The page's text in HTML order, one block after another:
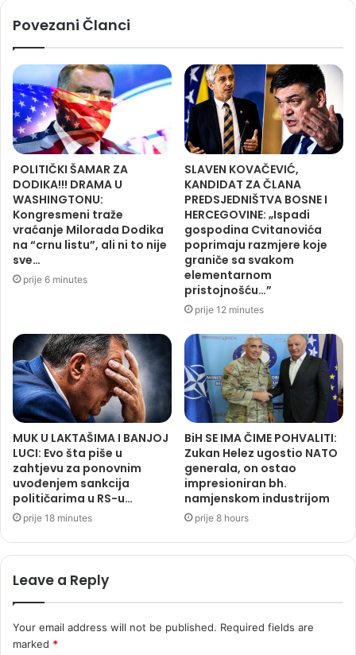
Povezani Članci
POLITIČKI ŠAMAR ZA
DODIKA!!! DRAMA U
WASHINGTONU:
Kongresmeni traže
vraćanje Milorada Dodika
na “crnu listu”, ali ni to nije
sve…
prije 6 minutes
SLAVEN KOVAČEVIĆ,
KANDIDAT ZA ČLANA
PREDSJEDNIŠTVA BOSNE I
HERCEGOVINE: „Ispadi
gospodina Cvitanovića
poprimaju razmjere koje
graniče sa svakom
elementarnom
pristojnošću…”
prije 12 minutes
MUK U LAKTAŠIMA I BANJOJ
LUCI: Evo šta piše u
zahtjevu za ponovnim
uvođenjem sankcija
političarima u RS-u…
prije 18 minutes
BiH SE IMA ČIME POHVALITI:
Zukan Helez ugostio NATO
generala, on ostao
impresioniran bh.
namjenskom industrijom
prije 8 hours
Leave a Reply
Your email address will not be published. Required fields are
marked *